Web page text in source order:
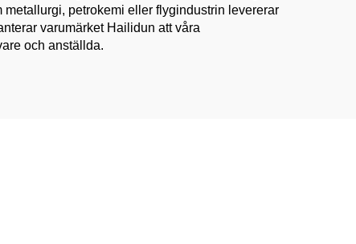
metallurgi, petrokemi eller flygindustrin levererar
varumärket Hailidun att våra
och anställda.